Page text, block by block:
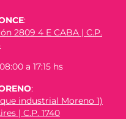
:
2809 4 E CABA | C.P.
a 17:15 hs
:
industrial Moreno 1)
| C.P. 1740